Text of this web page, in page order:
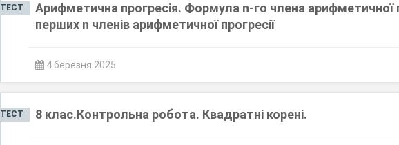
ТЕСТ
Арифметична прогресія. Формула n-го члена арифметичної
перших n членів арифметичної прогресії
4 березня 2025
ТЕСТ 8 клас.Контрольна робота. Квадратні корені.